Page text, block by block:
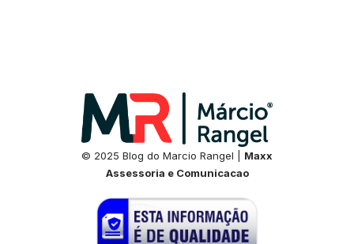
© 2025 Blog do Marcio Rangel | Maxx
Assessoria e Comunicacao